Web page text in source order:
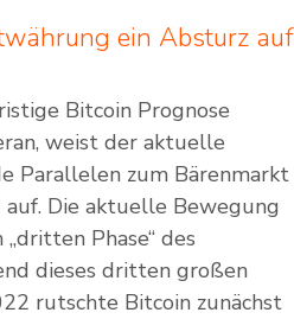
ein Absturz auf
Bitcoin Prognose
weist der aktuelle
Parallelen zum Bärenmarkt
Die aktuelle Bewegung
Phase“ des
dieses dritten großen
rutschte Bitcoin zunächst